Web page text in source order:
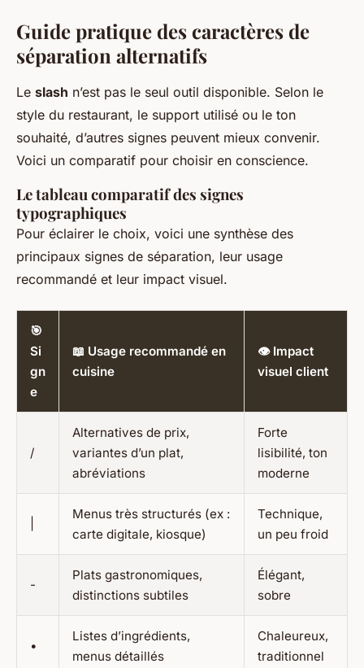
Guide pratique des caractères de
séparation alternatifs
Le slash n’est pas le seul outil disponible. Selon le
style du restaurant, le support utilisé ou le ton
souhaité, d’autres signes peuvent mieux convenir.
Voici un comparatif pour choisir en conscience.
Le tableau comparatif des signes
typographiques
Pour éclairer le choix, voici une synthèse des
principaux signes de séparation, leur usage
recommandé et leur impact visuel.
🎯
Si
gn
e
📖 Usage recommandé en
cuisine
👁️ Impact
visuel client
/
Alternatives de prix,
variantes d’un plat,
abréviations
Forte
lisibilité, ton
moderne
Menus très structurés (ex :
carte digitale, kiosque)
Technique,
un peu froid
-
Plats gastronomiques,
distinctions subtiles
Élégant,
sobre
•
Listes d’ingrédients,
menus détaillés
Chaleureux,
traditionnel